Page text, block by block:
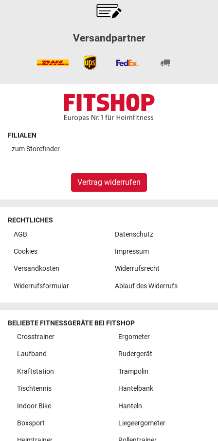
Versandpartner
FILIALEN
zumStorefinder
Vertrag widerrufen
RECHTLICHES
AGB
Datenschutz
Cookies Impressum
Versandkosten Widerrufsrecht
Widerrufsformular Ablauf des Widerrufs
BELIEBTE FITNESSGERÄTE BEI FITSHOP
Crosstrainer
Ergometer
Laufband Rudergerät
Kraftstation Trampolin
Tischtennis Hantelbank
Indoor Bike Hanteln
Boxsport Liegeergometer